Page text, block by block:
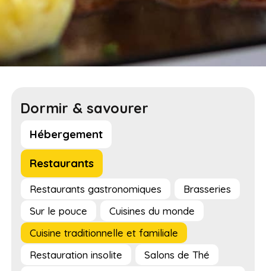
Dormir & savourer
Hébergement
Restaurants
Restaurants gastronomiques
Brasseries
Sur le pouce
Cuisines du monde
Cuisine traditionnelle et familiale
Restauration insolite
Salons de Thé